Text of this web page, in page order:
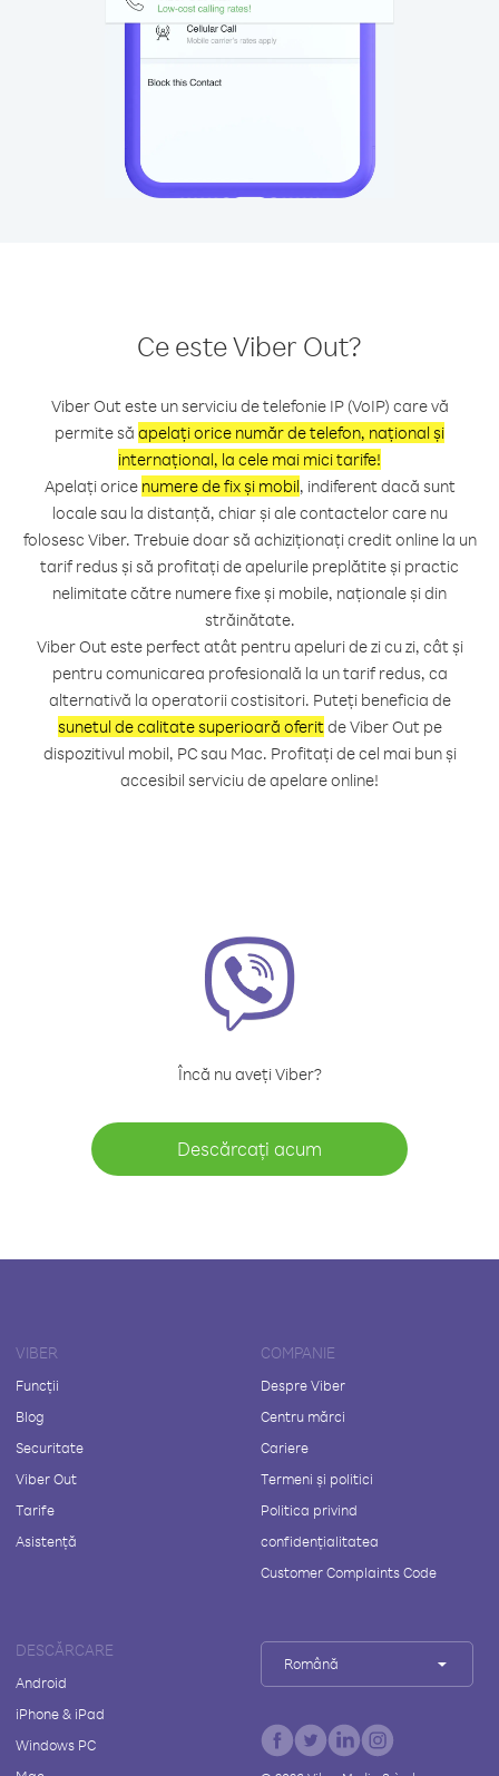
Ce este Viber Out?
Viber Out este un serviciu de telefonie IP (VoIP) care vă
permite să apelați orice număr de telefon, național și
internațional, la cele mai mici tarife!
Apelați orice numere de fix și mobil, indiferent dacă sunt
locale sau la distanță, chiar și ale contactelor care nu
folosesc Viber. Trebuie doar să achiziționați credit online la un
tarif redus și să profitați de apelurile preplătite și practic
nelimitate către numere fixe și mobile, naționale și din
străinătate.
Viber Out este perfect atât pentru apeluri de zi cu zi, cât și
pentru comunicarea profesională la un tarif redus, ca
alternativă la operatorii costisitori. Puteți beneficia de
sunetul de calitate superioară oferitde Viber Out pe
dispozitivul mobil, PC sau Mac. Profitați de cel mai bun și
accesibil serviciu de apelare online!
Încă nu aveți Viber?
Descărcați acum
VIBER
Funcții
Blog
Securitate
Viber Out
Tarife
Asistență
COMPANIE
Despre Viber
Centru mărci
Cariere
Termeni și politici
Politica privind
confidențialitatea
Customer Complaints Code
DESCĂRCARE
Android
iPhone & iPad
Windows PC
Română